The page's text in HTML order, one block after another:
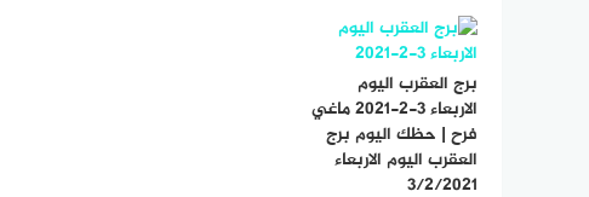
برج العقرب اليوم
الاربعاء 3-2-2021 ماغي
فرح | حظك اليوم برج
العقرب اليوم الاربعاء
3/2/2021